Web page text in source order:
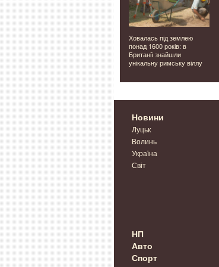
має
У Луцьку невдовзі
відкриють двері нового
ветеранського простору
Ховалась під землею
понад 1600 років: в
Британії знайшли
унікальну римську віллу
Новини
Луцьк
Волинь
Україна
Світ
НП
Авто
Спорт